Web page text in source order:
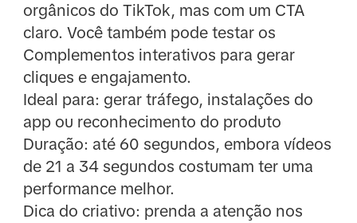
orgânicos do TikTok, mas com um CTA
claro. Você também pode testar os
Complementos interativos para gerar
cliques e engajamento.
Ideal para: gerar tráfego, instalações do
app ou reconhecimento do produto
Duração: até 60 segundos, embora vídeos
de 21 a 34 segundos costumam ter uma
performance melhor.
Dica do criativo: prenda a atenção nos